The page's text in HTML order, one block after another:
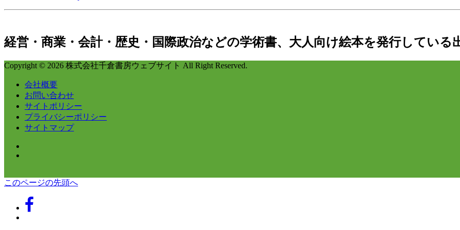
経営・商業・会計・歴史・国際政治などの学術書、大人向け絵本を発行している
Copyright © 2026 株式会社千倉書房ウェブサイト All Right Reserved.
会社概要
お問い合わせ
サイトポリシー
プライバシーポリシー
サイトマップ
このページの先頭へ